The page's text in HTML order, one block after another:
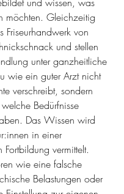
möchten. Gleichzeitig
Friseurhandwerk von
und stellen
unter ganzheitliche
wie ein guter Arzt nicht
verschreibt, sondern
Bedürfnisse
Das Wissen wird
in einer
Fortbildung vermittelt.
wie eine falsche
Belastungen oder